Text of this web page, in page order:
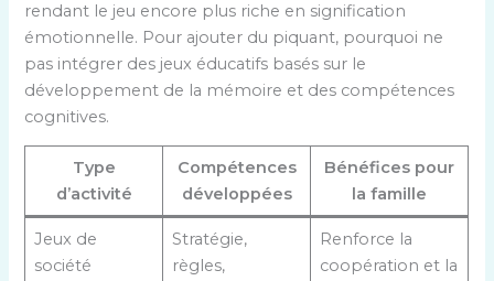
rendant le jeu encore plus riche en signification
émotionnelle. Pour ajouter du piquant, pourquoi ne
pas intégrer des jeux éducatifs basés sur le
développement de la mémoire et des compétences
cognitives.
Type
d’activité
Compétences
développées
Bénéfices pour
la famille
Jeux de
société
Stratégie,
règles,
Renforce la
coopération et la